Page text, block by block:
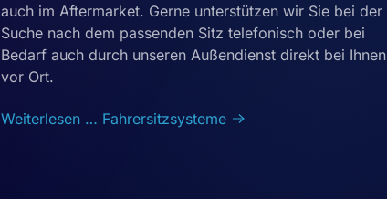
auch im Aftermarket. Gerne unterstützen wir Sie bei der
Suche nach dem passenden Sitz telefonisch oder bei
Bedarf auch durch unseren Außendienst direkt bei Ihnen
vor Ort.
Weiterlesen … Fahrersitzsysteme